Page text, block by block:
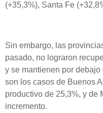
(+35,3%), Santa Fe
Sin embargo, las
pasado, no lograron
y se mantienen por
son los casos de Buenos
productivo de 25,3%, y de
incremento.